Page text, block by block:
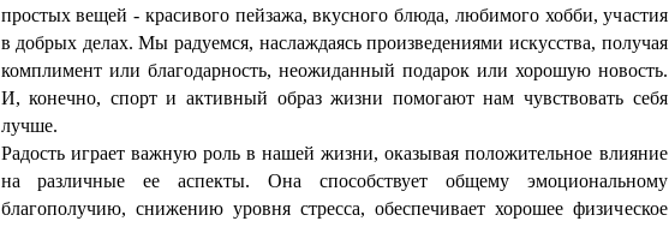
простых вещей - красивого пейзажа, вкусного блюда, любимого хобби, участия
в добрых делах. Мы радуемся, наслаждаясь произведениями искусства, получая
комплимент или благодарность, неожиданный подарок или хорошую новость.
И, конечно, спорт и активный образ жизни помогают нам чувствовать себя
лучше.
Радость играет важную роль в нашей жизни, оказывая положительное влияние
на различные ее аспекты. Она способствует общему эмоциональному
благополучию, снижению уровня стресса, обеспечивает хорошее физическое